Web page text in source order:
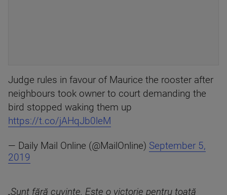
Judge rules in favour of Maurice the rooster after
neighbours took owner to court demanding the
bird stopped waking them up
https://t.co/jAHqJb0leM
— Daily Mail Online (@MailOnline) September 5,
2019
„Sunt fără cuvinte. Este o victorie pentru toată